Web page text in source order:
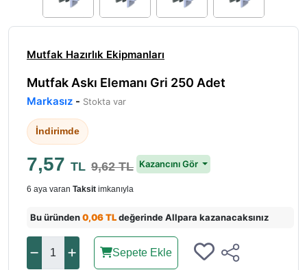
Mutfak Hazırlık Ekipmanları
Mutfak Askı Elemanı Gri 250 Adet
Markasız - Stokta var
İndirimde
7,57 TL 9,62 TL Kazancını Gör
6 aya varan Taksit imkanıyla
Bu üründen0,06 TLdeğerinde Allpara kazanacaksınız
Sepete Ekle